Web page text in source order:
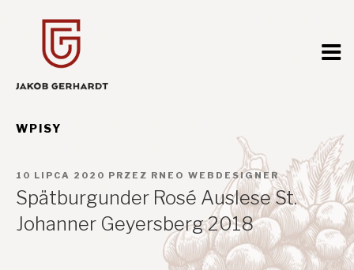
WPISY
OPUBLIKOWANE
W
10 LIPCA 2020 PRZEZ RNEO WEBDESIGNER
Spätburgunder Rosé Auslese St.
Johanner Geyersberg 2018